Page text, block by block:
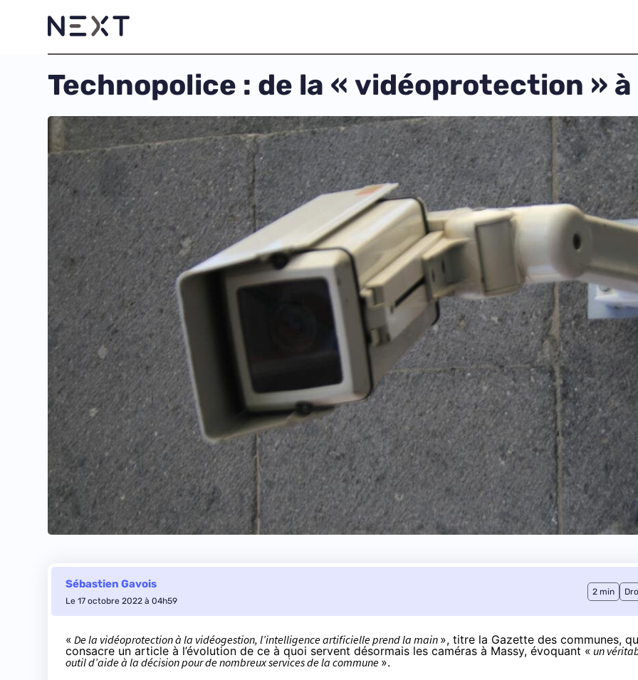
Technopolice : de la « vidéoprotection »
Sébastien Gavois
Le 17 octobre 2022 à 04h59
2 min
« De la vidéoprotection à la vidéogestion, l’intelligence artificielle prend la main », titre la Gazette des communes,
consacre un article à l’évolution de ce à quoi servent désormais les caméras à Massy, évoquant « un
outil d’aide à la décision pour de nombreux services de la commune ».